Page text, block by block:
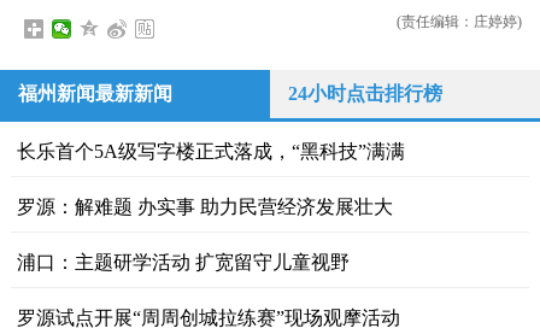
(责任编辑：庄婷婷)
福州新闻最新新闻 24小时点击排行榜
长乐首个5A级写字楼正式落成，“黑科技”满满
罗源：解难题 办实事 助力民营经济发展壮大
浦口：主题研学活动 扩宽留守儿童视野
罗源试点开展“周周创城拉练赛”现场观摩活动